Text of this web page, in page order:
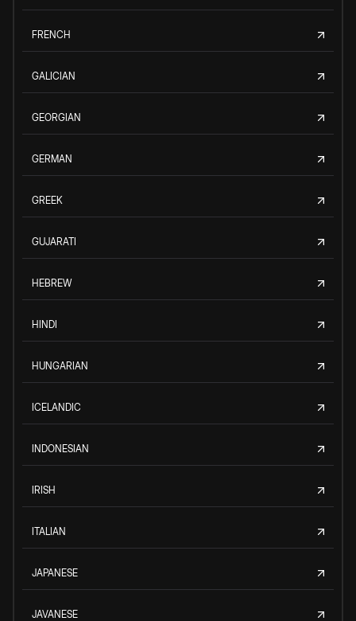
FRENCH
GALICIAN
GEORGIAN
GERMAN
GREEK
GUJARATI
HEBREW
HINDI
HUNGARIAN
ICELANDIC
INDONESIAN
IRISH
ITALIAN
JAPANESE
JAVANESE